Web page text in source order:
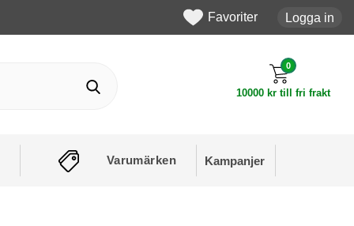
Favoriter Logga in
0
10000 kr till fri frakt
Varumärken Kampanjer